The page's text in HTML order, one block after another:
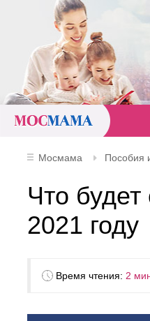
Мосмама Пособия
Что
2021 году
Время чтения: 2